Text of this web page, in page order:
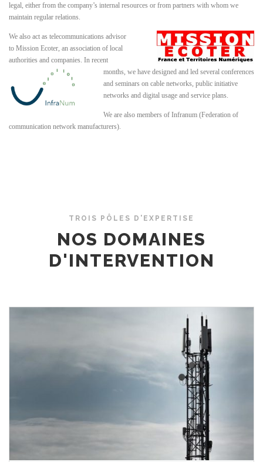
legal, either from the company’s internal resources or from partners with whom we
maintain regular relations.
We also act as telecommunications advisor
to Mission Ecoter, an association of local
authorities and companies. In recent
months, we have designed and led several conferences
and seminars on cable networks, public initiative
networks and digital usage and service plans.
We are also members of Infranum (Federation of
communication network manufacturers).
TROIS PÔLES D'EXPERTISE
NOS DOMAINES
D'INTERVENTION